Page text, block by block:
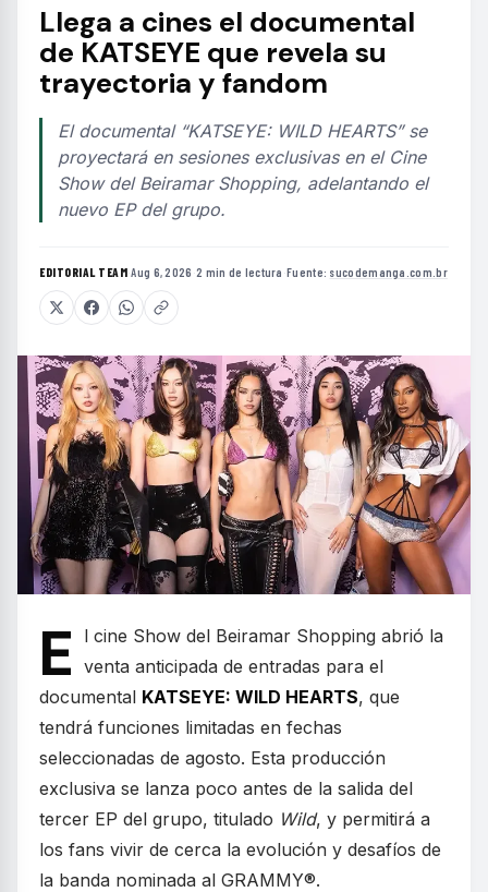
Llega a cines el documental
de KATSEYE que revela su
trayectoria y fandom
El documental “KATSEYE: WILD HEARTS” se
proyectará en sesiones exclusivas en el Cine
Show del Beiramar Shopping, adelantando el
nuevo EP del grupo.
EDITORIAL TEAM·Aug 6, 2026 ·2 min de lectura ·Fuente: sucodemanga.com.br
E
l cine Show del Beiramar Shopping abrió la
venta anticipada de entradas para el
documental KATSEYE: WILD HEARTS, que
tendrá funciones limitadas en fechas
seleccionadas de agosto. Esta producción
exclusiva se lanza poco antes de la salida del
tercer EP del grupo, titulado Wild, y permitirá a
los fans vivir de cerca la evolución y desafíos de
la banda nominada al GRAMMY®.